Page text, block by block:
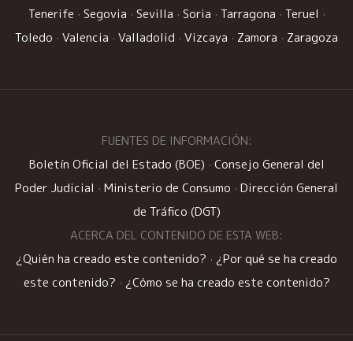
Tenerife · Segovia · Sevilla · Soria · Tarragona · Teruel ·
Toledo · Valencia · Valladolid · Vizcaya · Zamora · Zaragoza
FUENTES DE INFORMACIÓN:
Boletín Oficial del Estado (BOE) · Consejo General del
Poder Judicial · Ministerio de Consumo · Dirección General
de Tráfico (DGT)
ACERCA DEL CONTENIDO DE ESTA WEB:
¿Quién ha creado este contenido? · ¿Por qué se ha creado
este contenido? · ¿Cómo se ha creado este contenido?